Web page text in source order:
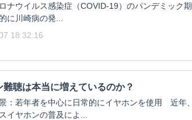
ナウイルス感染症（COVID-19）のパンデミック
に川崎病の発...
18:32:16
難聴は本当に増えているのか？
：若年者を中心に日常的にイヤホンを使用 近年
イヤホンの普及によ...